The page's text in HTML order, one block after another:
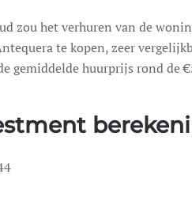
zou het verhuren van de
te kopen, zeer
gemiddelde huurprijs rond de